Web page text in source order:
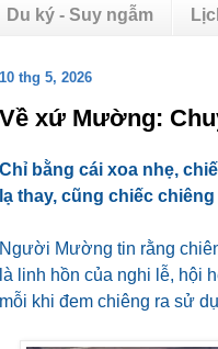
Du ký - Suy ngẫm
10 thg 5, 2026
Về xứ Mường:
Chỉ bằng cái xoa nhẹ,
lạ thay, cũng chiếc
Người Mường tin rằng
là linh hồn của nghi lễ, hội
mỗi khi đem chiêng ra sử